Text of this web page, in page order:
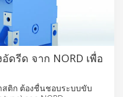
ดรีด จาก NORD เพื่อ
สติก ต้องชื่นชอบระบบขับ